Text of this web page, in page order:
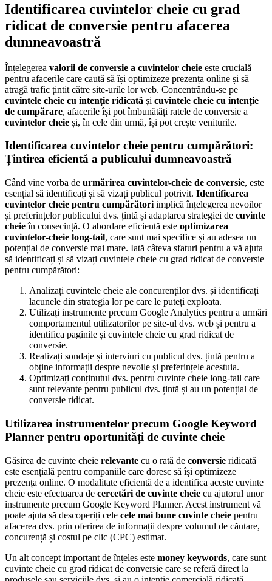
Identificarea cuvintelor cheie cu grad
ridicat de conversie pentru afacerea
dumneavoastră
Înțelegerea valorii de conversie a cuvintelor cheie este crucială
pentru afacerile care caută să își optimizeze prezența online și să
atragă trafic țintit către site-urile lor web. Concentrându-se pe
cuvintele cheie cu intenție ridicată și cuvintele cheie cu intenție
de cumpărare, afacerile își pot îmbunătăți ratele de conversie a
cuvintelor cheie și, în cele din urmă, își pot crește veniturile.
Identificarea cuvintelor cheie pentru cumpărători:
Țintirea eficientă a publicului dumneavoastră
Când vine vorba de urmărirea cuvintelor-cheie de conversie, este
esențial să identificați și să vizați publicul potrivit. Identificarea
cuvintelor cheie pentru cumpărători implică înțelegerea nevoilor
și preferințelor publicului dvs. țintă și adaptarea strategiei de cuvinte
cheieîn consecință. O abordare eficientă este optimizarea
cuvintelor-cheie long-tail, care sunt mai specifice și au adesea un
potențial de conversie mai mare. Iată câteva sfaturi pentru a vă ajuta
să identificați și să vizați cuvintele cheie cu grad ridicat de conversie
pentru cumpărători:
Analizați cuvintele cheie ale concurenților dvs. și identificați
lacunele din strategia lor pe care le puteți exploata.
Utilizați instrumente precum Google Analytics pentru a urmări
comportamentul utilizatorilor pe site-ul dvs. web și pentru a
identifica paginile și cuvintele cheie cu grad ridicat de
conversie.
Realizați sondaje și interviuri cu publicul dvs. țintă pentru a
obține informații despre nevoile și preferințele acestuia.
Optimizați conținutul dvs. pentru cuvinte cheie long-tail care
sunt relevante pentru publicul dvs. țintă și au un potențial de
conversie ridicat.
Utilizarea instrumentelor precum Google Keyword
Planner pentru oportunități de cuvinte cheie
Găsirea de cuvinte cheie relevante cu o rată de conversie ridicată
este esențială pentru companiile care doresc să își optimizeze
prezența online. O modalitate eficientă de a identifica aceste cuvinte
cheie este efectuarea de cercetări de cuvinte cheie cu ajutorul unor
instrumente precum Google Keyword Planner. Acest instrument vă
poate ajuta să descoperiți cele cele mai bune cuvinte cheie pentru
afacerea dvs. prin oferirea de informații despre volumul de căutare,
concurență și costul pe clic (CPC) estimat.
Un alt concept important de înțeles este money keywords, care sunt
cuvinte cheie cu grad ridicat de conversie care se referă direct la